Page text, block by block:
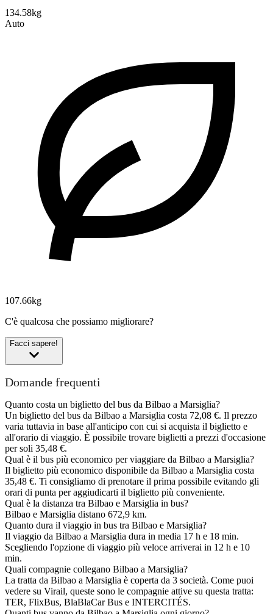
134.58kg
Auto
107.66kg
C'è qualcosa che possiamo migliorare?
Facci sapere!
Domande frequenti
Quanto costa un biglietto del bus da Bilbao a Marsiglia?
Un biglietto del bus da Bilbao a Marsiglia costa 72,08 €. Il prezzo
varia tuttavia in base all'anticipo con cui si acquista il biglietto e
all'orario di viaggio. È possibile trovare biglietti a prezzi d'occasione
per soli 35,48 €.
Qual è il bus più economico per viaggiare da Bilbao a Marsiglia?
Il biglietto più economico disponibile da Bilbao a Marsiglia costa
35,48 €. Ti consigliamo di prenotare il prima possibile evitando gli
orari di punta per aggiudicarti il biglietto più conveniente.
Qual è la distanza tra Bilbao e Marsiglia in bus?
Bilbao e Marsiglia distano 672,9 km.
Quanto dura il viaggio in bus tra Bilbao e Marsiglia?
Il viaggio da Bilbao a Marsiglia dura in media 17 h e 18 min.
Scegliendo l'opzione di viaggio più veloce arriverai in 12 h e 10
min.
Quali compagnie collegano Bilbao a Marsiglia?
La tratta da Bilbao a Marsiglia è coperta da 3 società. Come puoi
vedere su Virail, queste sono le compagnie attive su questa tratta:
TER, FlixBus, BlaBlaCar Bus e INTERCITÉS.